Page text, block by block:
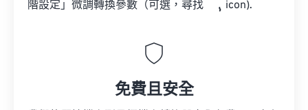
階設定」微調轉換參數（可選，尋找
icon).
免費且安全